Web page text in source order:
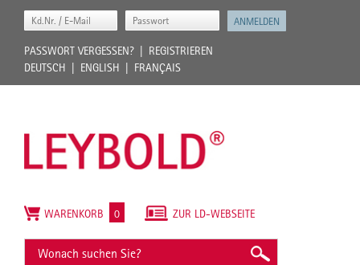
PASSWORT VERGESSEN?
REGISTRIEREN
DEUTSCH
ENGLISH FRANÇAIS
ZUR LD-WEBSEITE
WARENKORB 0